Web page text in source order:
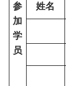
参
加
学
员
姓名